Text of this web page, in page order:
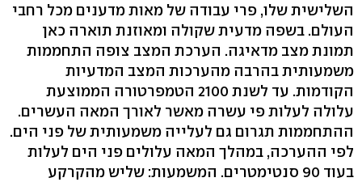
השלישית שלו, פרי עבודה של מאות מדענים מכל רחבי
העולם. בשפה מדעית שקולה ומאוזנת תוארה כאן
תמונת מצב מדאיגה. הערכת המצב צופה התחממות
משמעותית בהרבה מהערכות המצב המדעיות
הקודמות. עד לשנת 2100 הטמפרטורה הממוצעת
עלולה לעלות פי עשרה מאשר לאורך המאה העשרים.
ההתחממות תגרום גם לעלייה משמעותית של פני הים.
לפי ההערכה, במהלך המאה עלולים פני הים לעלות
בעוד 90 סנטימטרים. המשמעות: שליש מהקרקע